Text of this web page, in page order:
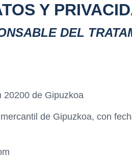
Y
DEL
20200 de Gipuzkoa
de Gipuzkoa, con